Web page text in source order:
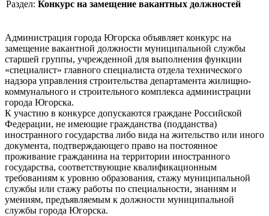
Раздел: Конкурс на замещение вакантных должностей
Администрация города Югорска объявляет конкурс на
замещение вакантной должности муниципальной службы
старшей группы, учрежденной для выполнения функции
«специалист» главного специалиста отдела технического
надзора управления строительства департамента жилищно-
коммунального и строительного комплекса администрации
города Югорска.
К участию в конкурсе допускаются граждане Российской
Федерации, не имеющие гражданства (подданства)
иностранного государства либо вида на жительство или иного
документа, подтверждающего право на постоянное
проживание гражданина на территории иностранного
государства, соответствующие квалификационным
требованиям к уровню образования, стажу муниципальной
службы или стажу работы по специальности, знаниям и
умениям, предъявляемым к должности муниципальной
службы города Югорска.